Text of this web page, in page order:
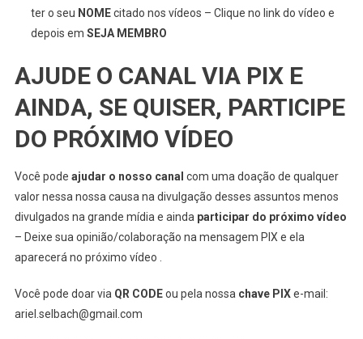
ter o seu NOMEcitado nos vídeos – Clique no link do vídeo e
depois em SEJA MEMBRO
AJUDE O CANAL VIA PIX E
AINDA, SE QUISER, PARTICIPE
DO PRÓXIMO VÍDEO
Você pode ajudar o nosso canal com uma doação de qualquer
valor nessa nossa causa na divulgação desses assuntos menos
divulgados na grande mídia e ainda participar do próximo vídeo
– Deixe sua opinião/colaboração na mensagem PIX e ela
aparecerá no próximo vídeo .
Você pode doar via QR CODEou pela nossa chave PIXe-mail:
ariel.selbach@gmail.com